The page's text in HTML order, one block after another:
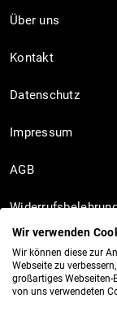
Über uns
Kontakt
Datenschutz
Impressum
AGB
Socials
Wir verwenden
Wir können diese zur
Webseite zu
großartiges Webseiten-
von uns verwendeten